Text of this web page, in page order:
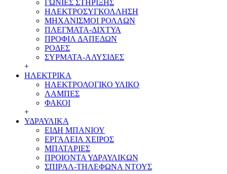
ΓΩΝΙΕΣ ΣΤΗΡΙΞΗΣ
ΗΛΕΚΤΡΟΣΥΓΚΟΛΛΗΣΗ
ΜΗΧΑΝΙΣΜΟΙ ΡΟΛΛΩΝ
ΠΛΕΓΜΑΤΑ-ΔΙΧΤΥΑ
ΠΡΟΦΙΛ ΔΑΠΕΔΩΝ
ΡΟΔΕΣ
ΣΥΡΜΑΤΑ-ΑΛΥΣΙΔΕΣ
+
ΗΛΕΚΤΡΙΚΑ
ΗΛΕΚΤΡΟΛΟΓΙΚΟ ΥΛΙΚΟ
ΛΑΜΠΕΣ
ΦΑΚΟΙ
+
ΥΔΡΑΥΛΙΚΑ
ΕΙΔΗ ΜΠΑΝΙΟΥ
ΕΡΓΑΛΕΙΑ ΧΕΙΡΟΣ
ΜΠΑΤΑΡΙΕΣ
ΠΡΟΙΟΝΤΑ ΥΔΡΑΥΛΙΚΩΝ
ΣΠΙΡΑΛ-ΤΗΛΕΦΩΝΑ ΝΤΟΥΣ